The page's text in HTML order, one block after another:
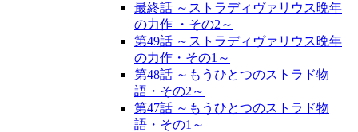
最終話 ～ストラディヴァリウス晩年
の力作 ・その2～
第49話 ～ストラディヴァリウス晩年
の力作・その1～
第48話 ～もうひとつのストラド物
語・その2～
第47話 ～もうひとつのストラド物
語・その1～